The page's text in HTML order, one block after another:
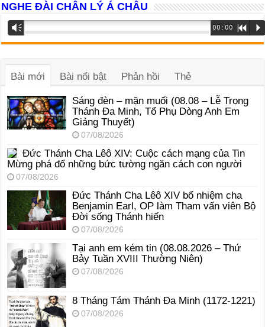
NGHE ĐÀI CHÂN LÝ Á CHÂU
Trình
phát
Vm 00:00 R P
Bài mới Bài nổi bật Phản hồi Thẻ
Sáng đèn – mặn muối (08.08 – Lễ Trọng
Thánh Đa Minh, Tổ Phụ Dòng Anh Em
Giảng Thuyết)
07/08/2026
Đức Thánh Cha Lêô XIV: Cuộc cách mạng của Tin
Mừng phá đổ những bức tường ngăn cách con người
07/08/2026
Đức Thánh Cha Lêô XIV bổ nhiệm cha
Benjamin Earl, OP làm Tham vấn viên Bộ
Đời sống Thánh hiến
07/08/2026
Tại anh em kém tin (08.08.2026 – Thứ
Bảy Tuần XVIII Thường Niên)
07/08/2026
8 Tháng Tám Thánh Ða Minh (1172-1221)
07/08/2026